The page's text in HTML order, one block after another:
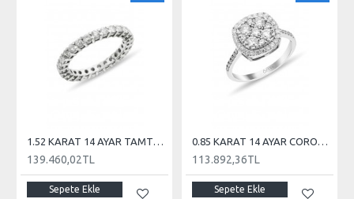
1.52 KARAT 14 AYAR TAMTUR PIRLANTA
139.460,02TL
Sepete Ekle
0.85 KARAT 14 AYAR CORONET PIRLANTA
113.892,36TL
Sepete Ekle